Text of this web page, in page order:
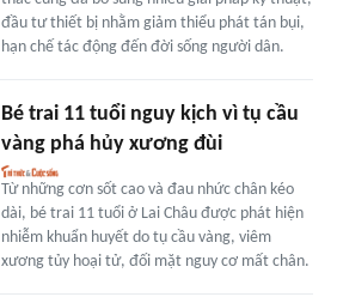
đầu tư thiết bị nhằm giảm thiểu phát tán bụi,
hạn chế tác động đến đời sống người dân.
Bé trai 11 tuổi nguy kịch vì tụ cầu
vàng phá hủy xương đùi
Từ những cơn sốt cao và đau nhức chân kéo
dài, bé trai 11 tuổi ở Lai Châu được phát hiện
nhiễm khuẩn huyết do tụ cầu vàng, viêm
xương tủy hoại tử, đối mặt nguy cơ mất chân.